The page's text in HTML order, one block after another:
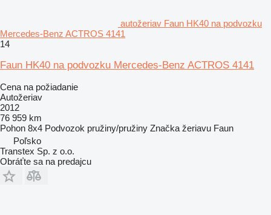
autožeriav Faun HK40 na podvozku
Mercedes-Benz ACTROS 4141
14
Faun HK40 na podvozku Mercedes-Benz ACTROS 4141
Cena na požiadanie
Autožeriav
2012
76 959 km
Pohon 8x4 Podvozok pružiny/pružiny Značka žeriavu Faun
Poľsko
Transtex Sp. z o.o.
Obráťte sa na predajcu